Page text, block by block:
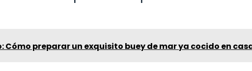
Cómo preparar un exquisito buey de mar ya cocido en